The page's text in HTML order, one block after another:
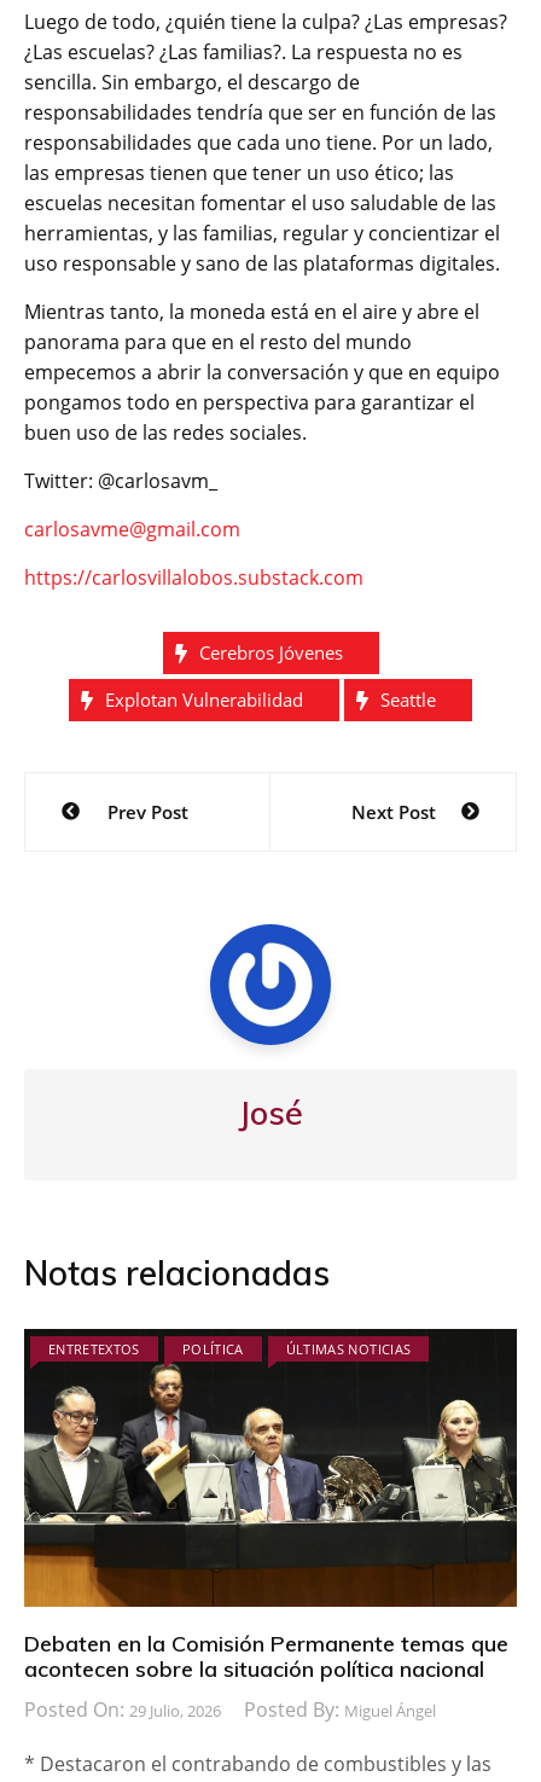
Luego de todo, ¿quién tiene la culpa? ¿Las empresas?
¿Las escuelas? ¿Las familias?. La respuesta no es
sencilla. Sin embargo, el descargo de
responsabilidades tendría que ser en función de las
responsabilidades que cada uno tiene. Por un lado,
las empresas tienen que tener un uso ético; las
escuelas necesitan fomentar el uso saludable de las
herramientas, y las familias, regular y concientizar el
uso responsable y sano de las plataformas digitales.
Mientras tanto, la moneda está en el aire y abre el
panorama para que en el resto del mundo
empecemos a abrir la conversación y que en equipo
pongamos todo en perspectiva para garantizar el
buen uso de las redes sociales.
Twitter: @carlosavm_
carlosavme@gmail.com
https://carlosvillalobos.substack.com
Cerebros Jóvenes
Explotan Vulnerabilidad
Seattle
Navegación
Prev Post Next Post
José
Notas relacionadas
ENTRETEXTOS POLÍTICA ÚLTIMAS NOTICIAS
Debaten en la Comisión Permanente temas que
acontecen sobre la situación política nacional
Posted On: 29 Julio, 2026 Posted By: Miguel Ángel
* Destacaron el contrabando de combustibles y las